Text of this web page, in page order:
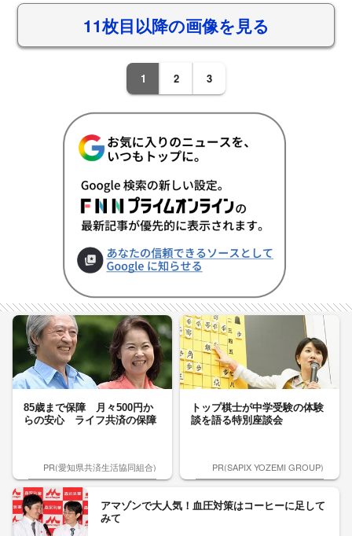
11枚目以降の画像を見る
1 2 3
85歳まで保障 月々500円か
らの安心 ライフ共済の保障
PR(愛知県共済生活協同組合)
トップ棋士が中学受験の体験
談を語る特別座談会
PR(SAPIX YOZEMI GROUP)
アマゾンで大人気！血圧対策はコーヒーに足して
みて